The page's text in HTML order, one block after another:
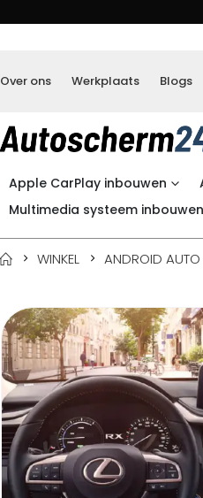
Over ons Werkplaats Blogs
Apple CarPlay inbouwen
Multimedia systeem inbouwen
WINKEL ANDROID AUTO